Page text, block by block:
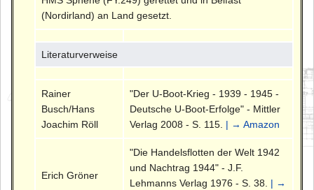
(Nordirland) an Land gesetzt.
Literaturverweise
Rainer
Busch/Hans
Joachim Röll
"Der U-Boot-Krieg - 1939 - 1945 -
Deutsche U-Boot-Erfolge" - Mittler
Verlag 2008 - S. 115. | → Amazon
Erich Gröner
"Die Handelsflotten der Welt 1942
und Nachtrag 1944" - J.F.
Lehmanns Verlag 1976 - S. 38. | →